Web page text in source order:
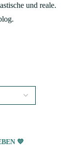
und reale.
💙